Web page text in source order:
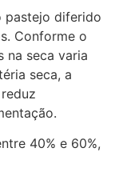
pastejo diferido
Conforme o
na seca varia
seca, a
40% e 60%,